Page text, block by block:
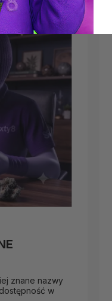
znane nazwy
w